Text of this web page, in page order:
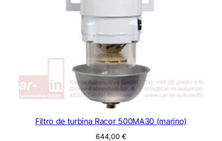
Filtro de turbina Racor 500MA30 (marino)
644,00 €